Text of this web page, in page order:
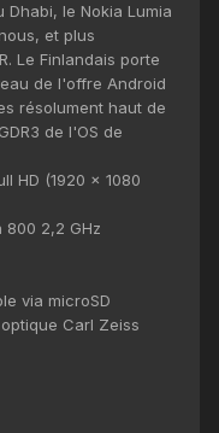
le Nokia Lumia
et plus
Le Finlandais porte
de l'offre Android
résolument haut de
de l'OS de
HD (1920 x 1080
2,2 GHz
via microSD
Carl Zeiss